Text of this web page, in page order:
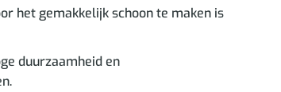
het gemakkelijk schoon te maken is
duurzaamheid en